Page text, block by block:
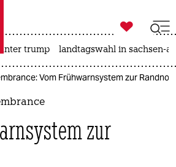
taz zahl ich
zahl ich

taz zahl ich
unter trump landtagswahl in sachsen-
Vom Frühwarnsystem zur
zur